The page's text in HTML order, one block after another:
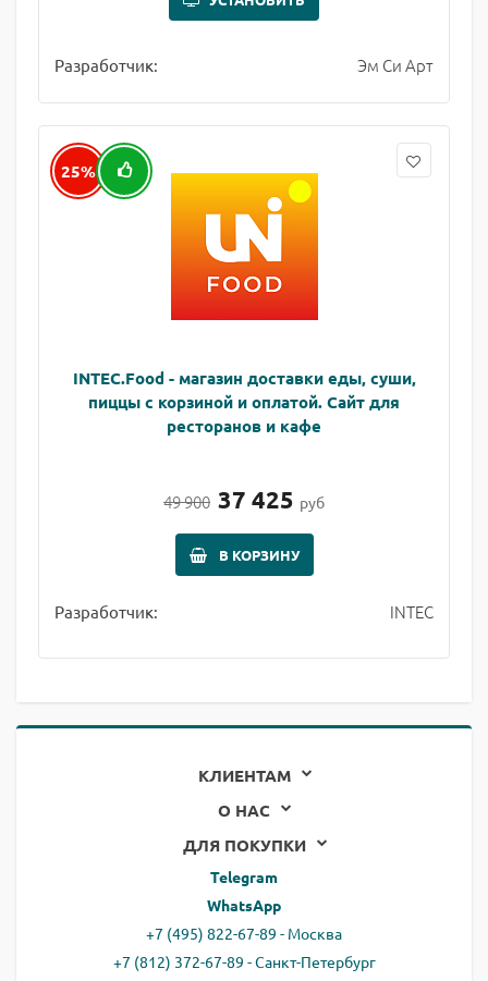
Разработчик: Эм Си Арт
25%
INTEC.Food - магазин доставки еды, суши,
пиццы с корзиной и оплатой. Сайт для
ресторанов и кафе
49 900 37 425 руб
В КОРЗИНУ
Разработчик: INTEC
КЛИЕНТАМ
О НАС
ДЛЯ ПОКУПКИ
Telegram
WhatsApp
+7 (495) 822-67-89 - Москва
+7 (812) 372-67-89 - Санкт-Петербург